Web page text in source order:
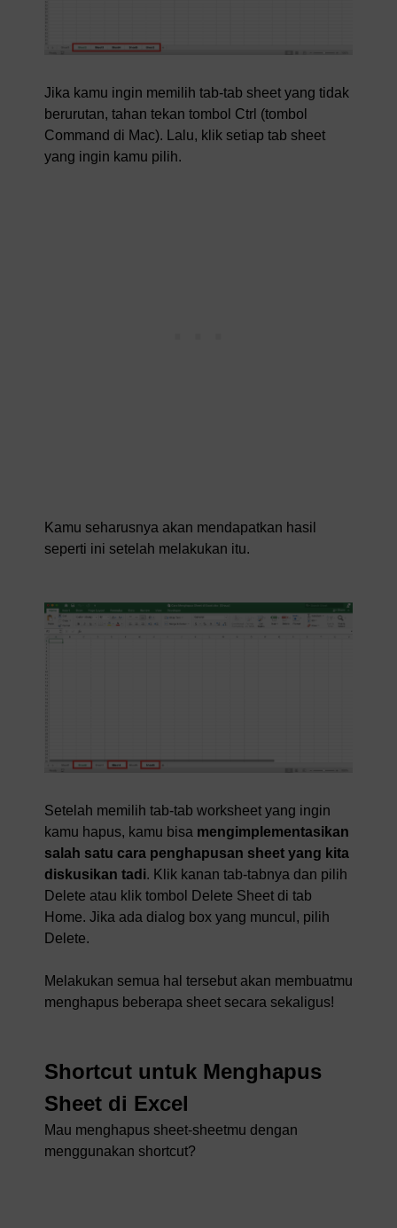
Jika kamu ingin memilih tab-tab sheet yang tidak
berurutan, tahan tekan tombol Ctrl (tombol
Command di Mac). Lalu, klik setiap tab sheet
yang ingin kamu pilih.
Kamu seharusnya akan mendapatkan hasil
seperti ini setelah melakukan itu.
Setelah memilih tab-tab worksheet yang ingin
kamu hapus, kamu bisa mengimplementasikan
salah satu cara penghapusan sheet yang kita
diskusikan tadi. Klik kanan tab-tabnya dan pilih
Delete atau klik tombol Delete Sheet di tab
Home. Jika ada dialog box yang muncul, pilih
Delete.
Melakukan semua hal tersebut akan membuatmu
menghapus beberapa sheet secara sekaligus!
Shortcut untuk Menghapus
Sheet di Excel
Mau menghapus sheet-sheetmu dengan
menggunakan shortcut?